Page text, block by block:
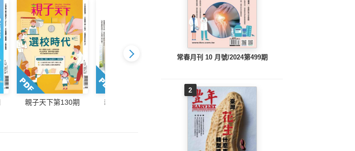
親子天下第130期 親子天下第129期 親子天下第128期
常春月刊 10 月號/2024第499期
2